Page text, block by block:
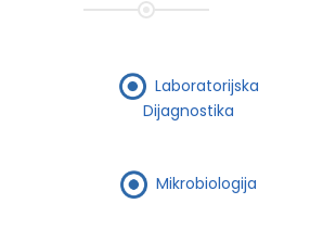
Laboratorijska
Dijagnostika
Mikrobiologija